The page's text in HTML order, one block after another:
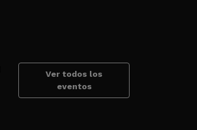
Ver todos los
eventos